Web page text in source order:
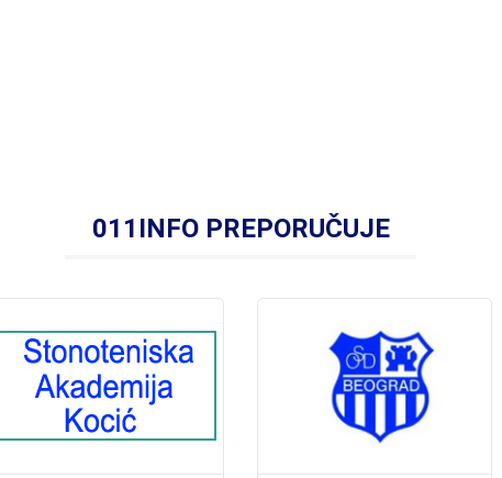
011INFO PREPORUČUJE